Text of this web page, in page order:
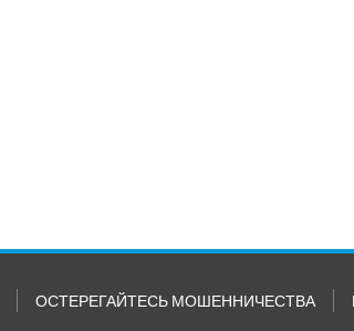
ОСТЕРЕГАЙТЕСЬ МОШЕННИЧЕСТВА